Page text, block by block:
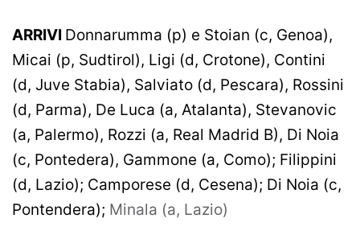
ARRIVI Donnarumma (p) e Stoian (c, Genoa),
Micai (p, Sudtirol), Ligi (d, Crotone), Contini
(d, Juve Stabia), Salviato (d, Pescara), Rossini
(d, Parma), De Luca (a, Atalanta), Stevanovic
(a, Palermo), Rozzi (a, Real Madrid B), Di Noia
(c, Pontedera), Gammone (a, Como); Filippini
(d, Lazio); Camporese (d, Cesena); Di Noia (c,
Pontendera); Minala (a, Lazio)